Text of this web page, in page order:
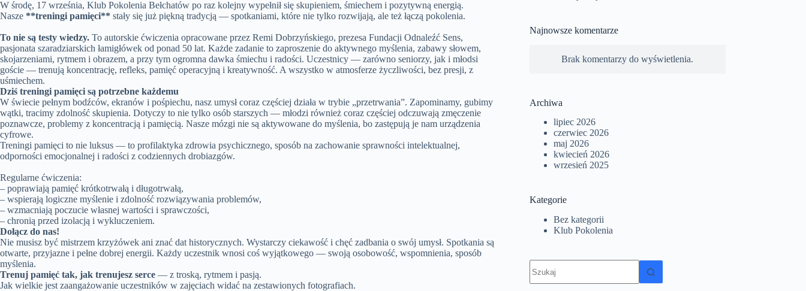
W środę, 17 września, Klub Pokolenia Bełchatów po raz kolejny wypełnił się skupieniem, śmiechem i pozytywną energią.
Nasze **treningi pamięci** stały się już piękną tradycją — spotkaniami, które nie tylko rozwijają, ale też łączą pokolenia.
To nie są testy wiedzy. To autorskie ćwiczenia opracowane przez Remi Dobrzyńskiego, prezesa Fundacji Odnaleźć Sens,
pasjonata szaradziarskich łamigłówek od ponad 50 lat. Każde zadanie to zaproszenie do aktywnego myślenia, zabawy słowem,
skojarzeniami, rytmem i obrazem, a przy tym ogromna dawka śmiechu i radości. Uczestnicy — zarówno seniorzy, jak i młodsi
goście — trenują koncentrację, refleks, pamięć operacyjną i kreatywność. A wszystko w atmosferze życzliwości, bez presji, z
uśmiechem.
Dziś treningi pamięci są potrzebne każdemu
W świecie pełnym bodźców, ekranów i pośpiechu, nasz umysł coraz częściej działa w trybie „przetrwania”. Zapominamy, gubimy
wątki, tracimy zdolność skupienia. Dotyczy to nie tylko osób starszych — młodzi również coraz częściej odczuwają zmęczenie
poznawcze, problemy z koncentracją i pamięcią. Nasze mózgi nie są aktywowane do myślenia, bo zastępują je nam urządzenia
cyfrowe.
Treningi pamięci to nie luksus — to profilaktyka zdrowia psychicznego, sposób na zachowanie sprawności intelektualnej,
odporności emocjonalnej i radości z codziennych drobiazgów.
Regularne ćwiczenia:
– poprawiają pamięć krótkotrwałą i długotrwałą,
– wspierają logiczne myślenie i zdolność rozwiązywania problemów,
– wzmacniają poczucie własnej wartości i sprawczości,
– chronią przed izolacją i wykluczeniem.
Dołącz do nas!
Nie musisz być mistrzem krzyżówek ani znać dat historycznych. Wystarczy ciekawość i chęć zadbania o swój umysł. Spotkania są
otwarte, przyjazne i pełne dobrej energii. Każdy uczestnik wnosi coś wyjątkowego — swoją osobowość, wspomnienia, sposób
myślenia.
Trenuj pamięć tak, jak trenujesz serce — z troską, rytmem i pasją.
Jak wielkie jest zaangażowanie uczestników w zajęciach widać na zestawionych fotografiach.
Najnowsze komentarze
Brak komentarzy do wyświetlenia.
Archiwa
lipiec 2026
czerwiec 2026
maj 2026
kwiecień 2026
wrzesień 2025
Kategorie
Bez kategorii
Klub Pokolenia
wyników